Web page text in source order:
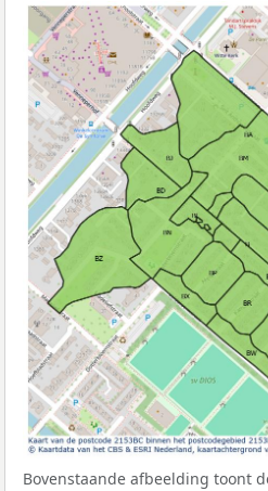
Bovenstaande afbeelding toont